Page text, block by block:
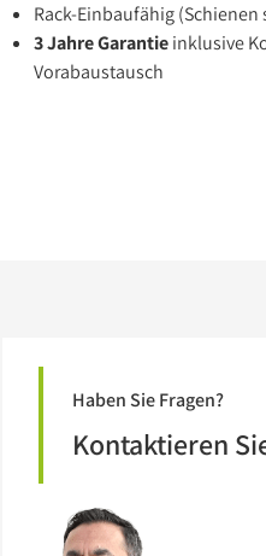
Rack-Einbaufähig
3 Jahre Garantieinklusive
Vorabaustausch
Haben Sie Fragen?
Kontaktieren